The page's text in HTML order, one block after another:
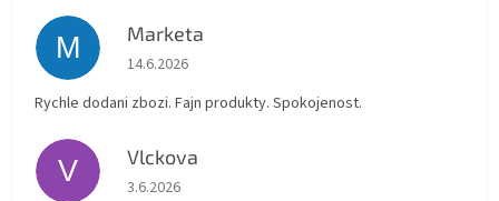
M Marketa
Hodnocení obchodu je 5 z 5 hvězdiček.
14.6.2026
Rychle dodani zbozi. Fajn produkty. Spokojenost.
V Vlckova
Hodnocení obchodu je 5 z 5 hvězdiček.
3.6.2026